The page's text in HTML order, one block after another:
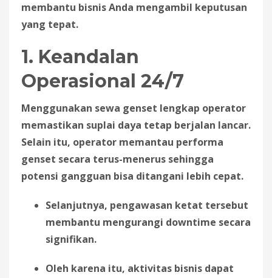
membantu bisnis Anda mengambil keputusan
yang tepat.
1. Keandalan
Operasional 24/7
Menggunakan sewa genset lengkap operator
memastikan suplai daya tetap berjalan lancar.
Selain itu, operator memantau performa
genset secara terus-menerus sehingga
potensi gangguan bisa ditangani lebih cepat.
Selanjutnya, pengawasan ketat tersebut
membantu mengurangi downtime secara
signifikan.
Oleh karena itu, aktivitas bisnis dapat